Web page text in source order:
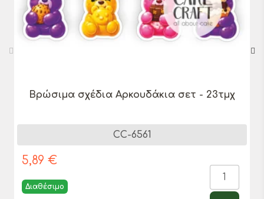
Βρώσιμα σχέδια Αρκουδάκια σετ - 23τμχ
CC-6561
5,89 €
Διαθέσιμο